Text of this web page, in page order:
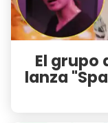
El grupo
lanza